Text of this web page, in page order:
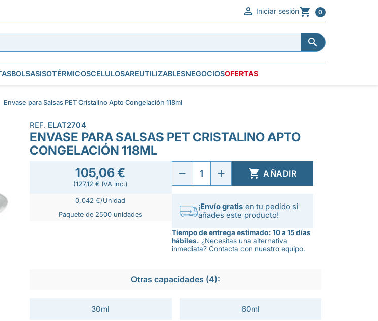
 Iniciar sesión 0


BOLSASISOTÉRMICOSCELULOSAREUTILIZABLESNEGOCIOSOFERTAS
Envase para Salsas PET Cristalino Apto Congelación 118ml
REF. ELAT2704
ENVASE PARA SALSAS PET CRISTALINO APTO
CONGELACIÓN 118ML
105,06 €
(127,12 € IVA inc.)
0,042 €/Unidad
Paquete de 2500 unidades
 AÑADIR
¡Envío gratisen tu pedido si
añades este producto!
Tiempo de entrega estimado: 10 a 15 días
hábiles. ¿Necesitas una alternativa
inmediata? Contacta con nuestro equipo.
Otras capacidades (4):
30ml 60ml